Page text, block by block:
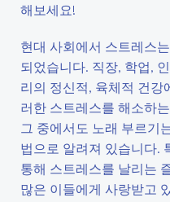
해보세요!
현대 사회에서 스트레스
되었습니다. 직장, 학업,
리의 정신적, 육체적 건강
러한 스트레스를 해소하
그 중에서도 노래 부르기
법으로 알려져 있습니다.
통해 스트레스를 날리는
많은 이들에게 사랑받고